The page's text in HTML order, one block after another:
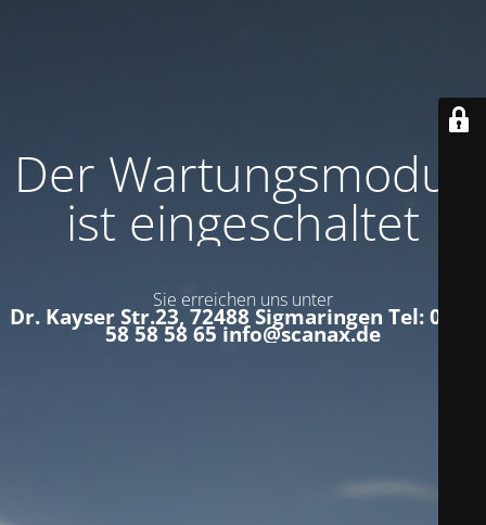
Der Wartungsmodus
ist eingeschaltet
Sie erreichen uns unter
Dr. Kayser Str.23, 72488 Sigmaringen Tel: 0152
58 58 58 65 info@scanax.de